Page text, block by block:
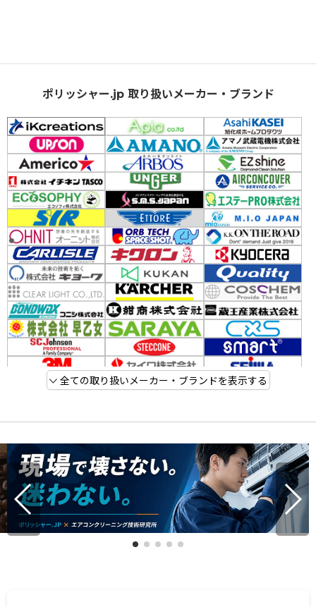
ポリッシャー.jp 取り扱いメーカー・ブランド
全ての取り扱いメーカー・ブランドを表示する